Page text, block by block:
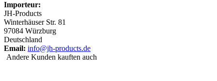
Importeur:
JH-Products
Winterhäuser Str. 81
97084 Würzburg
Deutschland
Email: info@jh-products.de
Andere Kunden kauften auch